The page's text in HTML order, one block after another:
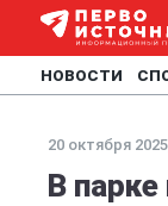
НОВОСТИ
20 октября
В